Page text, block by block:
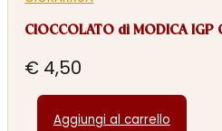
CIOCCOLATO di MODICA IGP
€ 4,50
Aggiungi al carrello